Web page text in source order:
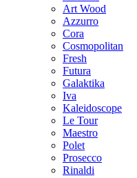
Art Wood
Azzurro
Cora
Cosmopolitan
Fresh
Futura
Galaktika
Iva
Kaleidoscope
Le Tour
Maestro
Polet
Prosecco
Rinaldi